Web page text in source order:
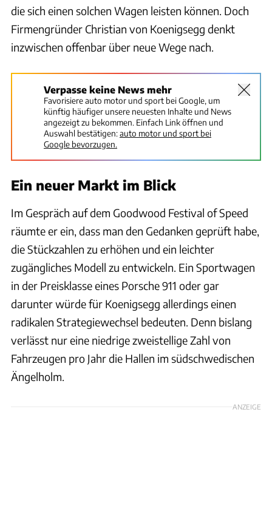
die sich einen solchen Wagen leisten können. Doch
Firmengründer Christian von Koenigsegg denkt
inzwischen offenbar über neue Wege nach.
Verpasse keine News mehr
Favorisiere auto motor und sport bei Google, um
künftig häufiger unsere neuesten Inhalte und News
angezeigt zu bekommen. Einfach Link öffnen und
Auswahl bestätigen:auto motor und sport bei
Google bevorzugen.
Ein neuer Markt im Blick
Im Gespräch auf dem Goodwood Festival of Speed
räumte er ein, dass man den Gedanken geprüft habe,
die Stückzahlen zu erhöhen und ein leichter
zugängliches Modell zu entwickeln. Ein Sportwagen
in der Preisklasse eines Porsche 911 oder gar
darunter würde für Koenigsegg allerdings einen
radikalen Strategiewechsel bedeuten. Denn bislang
verlässt nur eine niedrige zweistellige Zahl von
Fahrzeugen pro Jahr die Hallen im südschwedischen
Ängelholm.
ANZEIGE